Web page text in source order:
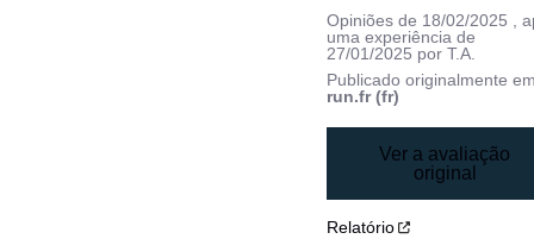
Opiniões de 18/02/2025
,
uma experiência de
27/01/2025 porT.A.
Publicado originalmente
run.fr (fr)
Ver a avaliação
original
Relatório